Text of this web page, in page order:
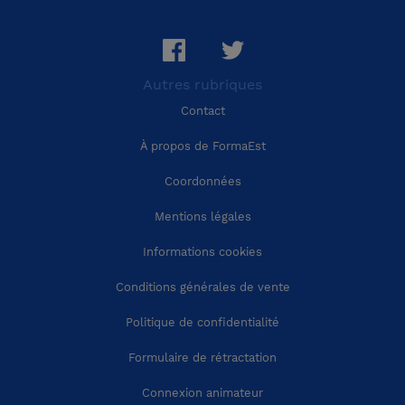
Région Pays-de-la-Loire
Région Occitanie
Région Auvergne-Rhône-Alpes
Région Provence-Alpes-Côte-d'Azur
Calvados (14)
Cantal (15)
Charente-Maritime (17)
Corrèze (19)
Autres rubriques
Contact
À propos de FormaEst
Coordonnées
Mentions légales
Informations cookies
Conditions générales de vente
Politique de confidentialité
Formulaire de rétractation
Connexion animateur